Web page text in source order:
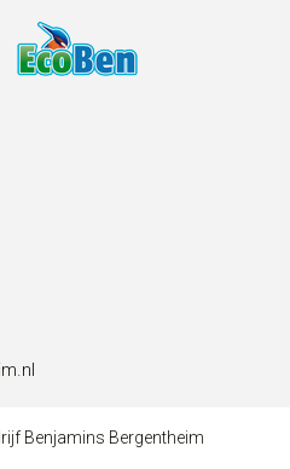
Benjamins Bergentheim